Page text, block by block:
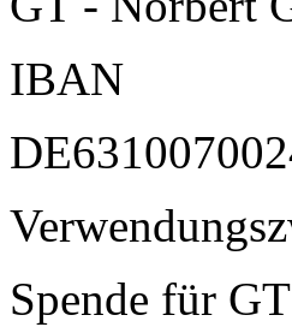
IBAN
Spende für GT